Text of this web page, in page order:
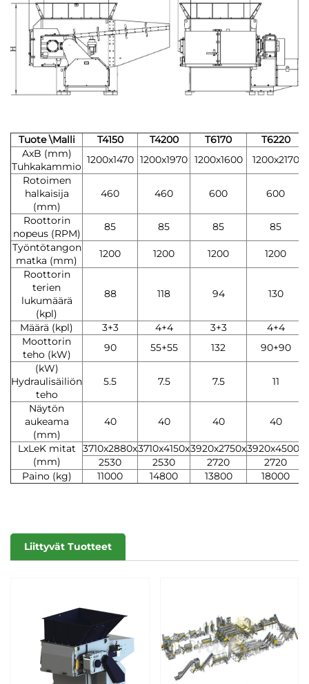
Tuote \Malli T4150 T4200 T6170
T6220
AxB (mm)
Tuhkakammio
1200x1470 1200x1970 1200x1600
1200x2170
Rotoimen
halkaisija
(mm)
460 460 600 600
Roottorin
nopeus (RPM)
85 85 85
85
Työntötangon
matka (mm)
1200 1200 1200
1200
Roottorin
terien
lukumäärä
(kpl)
88 118 94 130
Määrä (kpl) 3+3 4+4 3+3
4+4
Moottorin
teho (kW)
90 55+55 132
90+90
(kW)
Hydraulisäiliön
teho
5.5 7.5 7.5 11
Näytön
aukeama
(mm)
40 40 40 40
LxLeK mitat
(mm)
3710x2880x3710x4150x3920x2750x3920x4500x
2530
2530 2720
2720
Paino (kg)
11000 14800 13800 18000
Liittyvät Tuotteet